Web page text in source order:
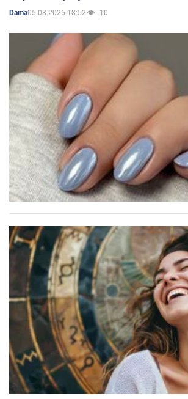
Dama05.03.2025 18:52 10